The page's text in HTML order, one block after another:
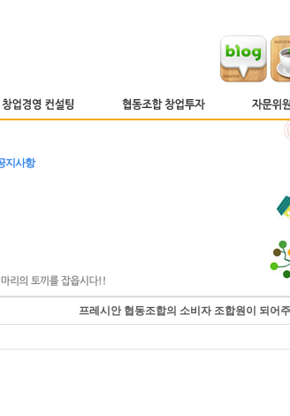
지사항
프레시안 협동조합의 소비자 조합원이 되어